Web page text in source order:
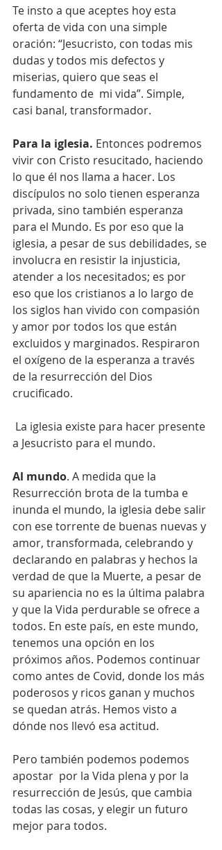
Te insto a que aceptes hoy esta
oferta de vida con una simple
oración: “Jesucristo, con todas mis
dudas y todos mis defectos y
miserias, quiero que seas el
fundamento de  mi vida”. Simple,
casi banal, transformador.
Para la iglesia. Entonces podremos
vivir con Cristo resucitado, haciendo
lo que él nos llama a hacer. Los
discípulos no solo tienen esperanza
privada, sino también esperanza
para el Mundo. Es por eso que la
iglesia, a pesar de sus debilidades, se
involucra en resistir la injusticia,
atender a los necesitados; es por
eso que los cristianos a lo largo de
los siglos han vivido con compasión
y amor por todos los que están
excluidos y marginados. Respiraron
el oxígeno de la esperanza a través
de la resurrección del Dios
crucificado.
a Jesucristo para el mundo.
Al mundo. A medida que la
Resurrección brota de la tumba e
inunda el mundo, la iglesia debe salir
con ese torrente de buenas nuevas y
amor, transformada, celebrando y
declarando en palabras y hechos la
verdad de que la Muerte, a pesar de
su apariencia no es la última palabra
y que la Vida perdurable se ofrece a
todos. En este país, en este mundo,
tenemos una opción en los
próximos años. Podemos continuar
como antes de Covid, donde los más
poderosos y ricos ganan y muchos
se quedan atrás. Hemos visto a
dónde nos llevó esa actitud.
Pero también podemos podemos
apostar  por la Vida plena y por la
resurrección de Jesús, que cambia
todas las cosas, y elegir un futuro
mejor para todos.